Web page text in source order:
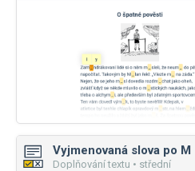
Vyjmenovaná slova po M
Doplňování textu • střední